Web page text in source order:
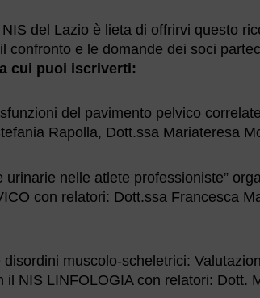
del Lazio è lieta di offrirvi questo
confronto e le domande dei soci
cui puoi iscriverti:
del pavimento pelvico
Rapolla, Dott.ssa Mariateresa
nelle atlete professioniste”
con relatori: Dott.ssa Francesca
muscolo-scheletrici:
NIS LINFOLOGIA con relatori: Dott.